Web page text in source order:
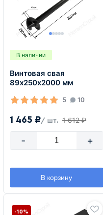
В наличии
Винтовая свая
89х250х2000 мм
5 10
1 465 ₽/ шт. 1 612 ₽
- +
В корзину
-10%